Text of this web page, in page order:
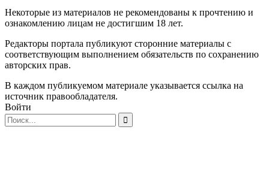
Некоторые из материалов не рекомендованы к прочтению и
ознакомлению лицам не достигшим 18 лет.
Редакторы портала публикуют сторонние материалы с
соответствующим выполнением обязательств по сохранению
авторских прав.
В каждом публикуемом материале указывается ссылка на
источник правообладателя.
Войти